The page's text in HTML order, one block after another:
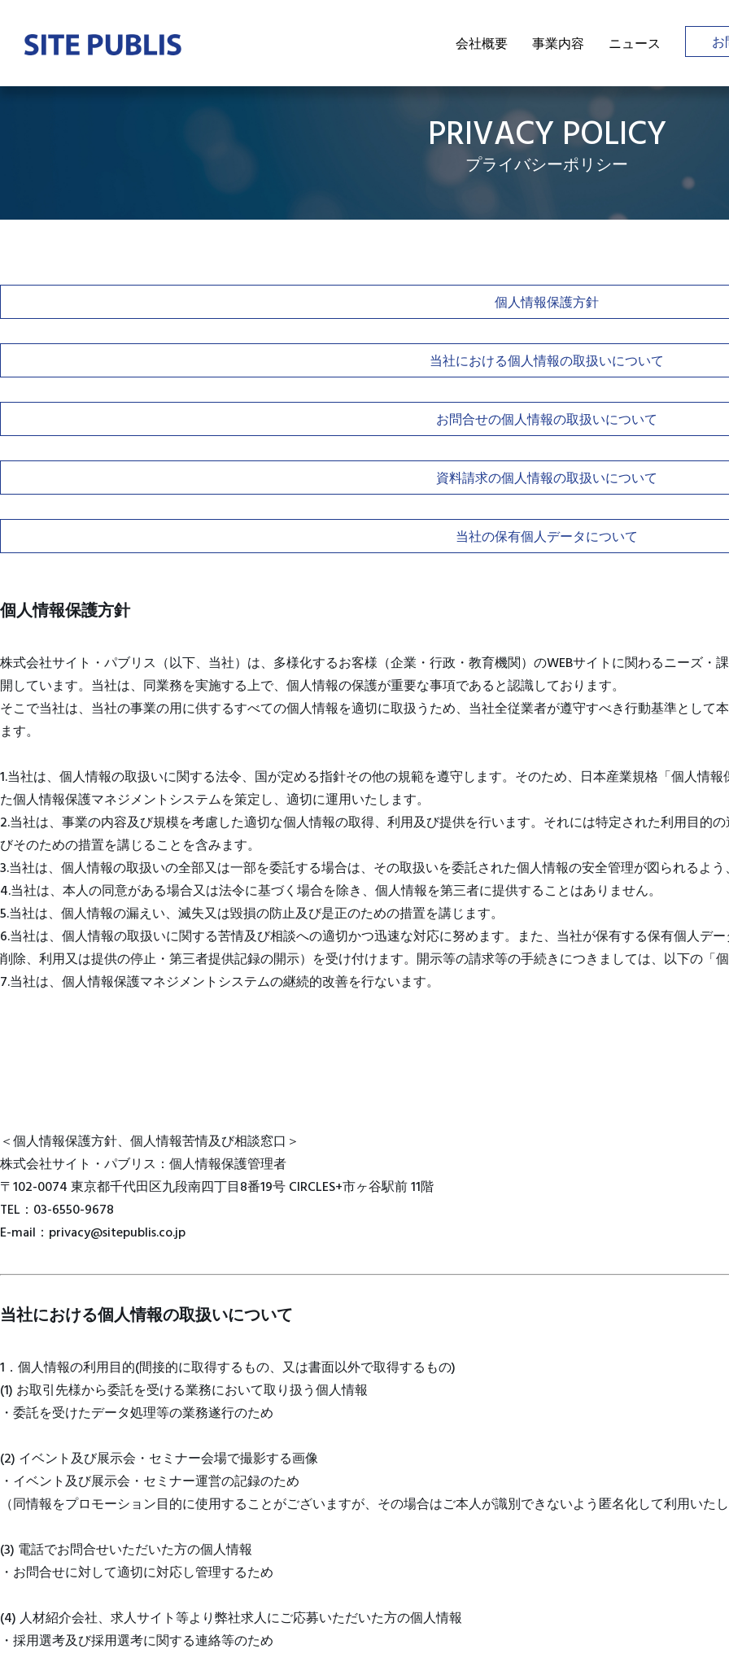
会社概要 事業内容 ニュース
PRIVACY POLICY
プライバシーポリシー
個人情報保護方針
当社における個人情報の取扱いについて
お問合せの個人情報の取扱いについて
資料請求の個人情報の取扱いについて
当社の保有個人データについて
個人情報保護方針
株式会社サイト・パブリス（以下、当社）は、多様化するお客様（企業・行政・教育機関）のWEBサイトに関わるニーズ・
開しています。当社は、同業務を実施する上で、個人情報の保護が重要な事項であると認識しております。
そこで当社は、当社の事業の用に供するすべての個人情報を適切に取扱うため、当社全従業者が遵守すべき行動基準として
ます。
1.当社は、個人情報の取扱いに関する法令、国が定める指針その他の規範を遵守します。そのため、日本産業規格「個人情
た個人情報保護マネジメントシステムを策定し、適切に運用いたします。
2.当社は、事業の内容及び規模を考慮した適切な個人情報の取得、利用及び提供を行います。それには特定された利用目的
びそのための措置を講じることを含みます。
3.当社は、個人情報の取扱いの全部又は一部を委託する場合は、その取扱いを委託された個人情報の安全管理が図られるよ
4.当社は、本人の同意がある場合又は法令に基づく場合を除き、個人情報を第三者に提供することはありません。
5.当社は、個人情報の漏えい、滅失又は毀損の防止及び是正のための措置を講じます。
6.当社は、個人情報の取扱いに関する苦情及び相談への適切かつ迅速な対応に努めます。また、当社が保有する保有個人デ
削除、利用又は提供の停止・第三者提供記録の開示）を受け付けます。開示等の請求等の手続きにつきましては、以下の「
7.当社は、個人情報保護マネジメントシステムの継続的改善を行ないます。
＜個人情報保護方針、個人情報苦情及び相談窓口＞
株式会社サイト・パブリス：個人情報保護管理者
〒102-0074 東京都千代田区九段南四丁目8番19号 CIRCLES+市ヶ谷駅前 11階
TEL：03-6550-9678
E-mail：privacy@sitepublis.co.jp
当社における個人情報の取扱いについて
1．個人情報の利用目的(間接的に取得するもの、又は書面以外で取得するもの)
(1) お取引先様から委託を受ける業務において取り扱う個人情報
・委託を受けたデータ処理等の業務遂行のため
(2) イベント及び展示会・セミナー会場で撮影する画像
・イベント及び展示会・セミナー運営の記録のため
（同情報をプロモーション目的に使用することがございますが、その場合はご本人が識別できないよう匿名化して利用いたし
(3) 電話でお問合せいただいた方の個人情報
・お問合せに対して適切に対応し管理するため
(4) 人材紹介会社、求人サイト等より弊社求人にご応募いただいた方の個人情報
・採用選考及び採用選考に関する連絡等のため